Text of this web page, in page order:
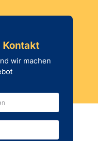
Kontakt
wir machen